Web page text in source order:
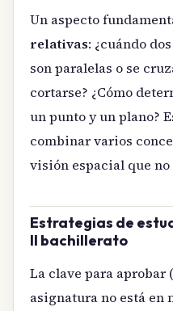
Un aspecto
relativas: ¿cuándo dos
son paralelas o se
cortarse? ¿Cómo
un punto y un plano?
combinar varios
visión espacial que
Estrategias de
II bachillerato
La clave para aprobar
asignatura no está en